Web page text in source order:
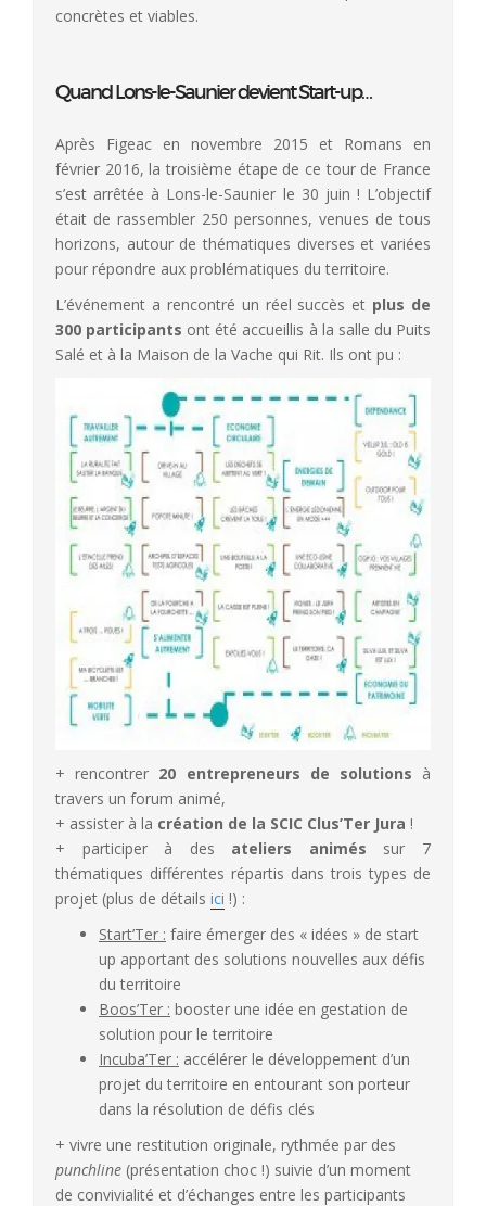
concrètes et viables.
Quand Lons-le-Saunier devient Start-up…
Après Figeac en novembre 2015 et Romans en
février 2016, la troisième étape de ce tour de France
s’est arrêtée à Lons-le-Saunier le 30 juin ! L’objectif
était de rassembler 250 personnes, venues de tous
horizons, autour de thématiques diverses et variées
pour répondre aux problématiques du territoire.
L’événement a rencontré un réel succès et plus de
300 participants ont été accueillis à la salle du Puits
Salé et à la Maison de la Vache qui Rit. Ils ont pu :
+ rencontrer 20 entrepreneurs de solutions à
travers un forum animé,
+ assister à la création de la SCIC Clus’Ter Jura !
+ participer à des ateliers animés sur 7
thématiques différentes répartis dans trois types de
projet (plus de détails ici !) :
Start’Ter : faire émerger des « idées » de start
up apportant des solutions nouvelles aux défis
du territoire
Boos’Ter : booster une idée en gestation de
solution pour le territoire
Incuba’Ter : accélérer le développement d’un
projet du territoire en entourant son porteur
dans la résolution de défis clés
+ vivre une restitution originale, rythmée par des
punchline (présentation choc !) suivie d’un moment
de convivialité et d’échanges entre les participants